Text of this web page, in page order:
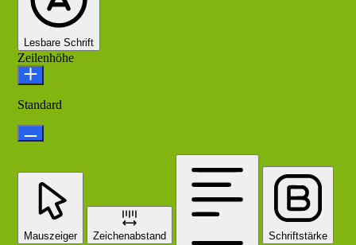
Lesbare Schrift
Zeilenhöhe
Standard
Mauszeiger Zeichenabstand Schriftstärke